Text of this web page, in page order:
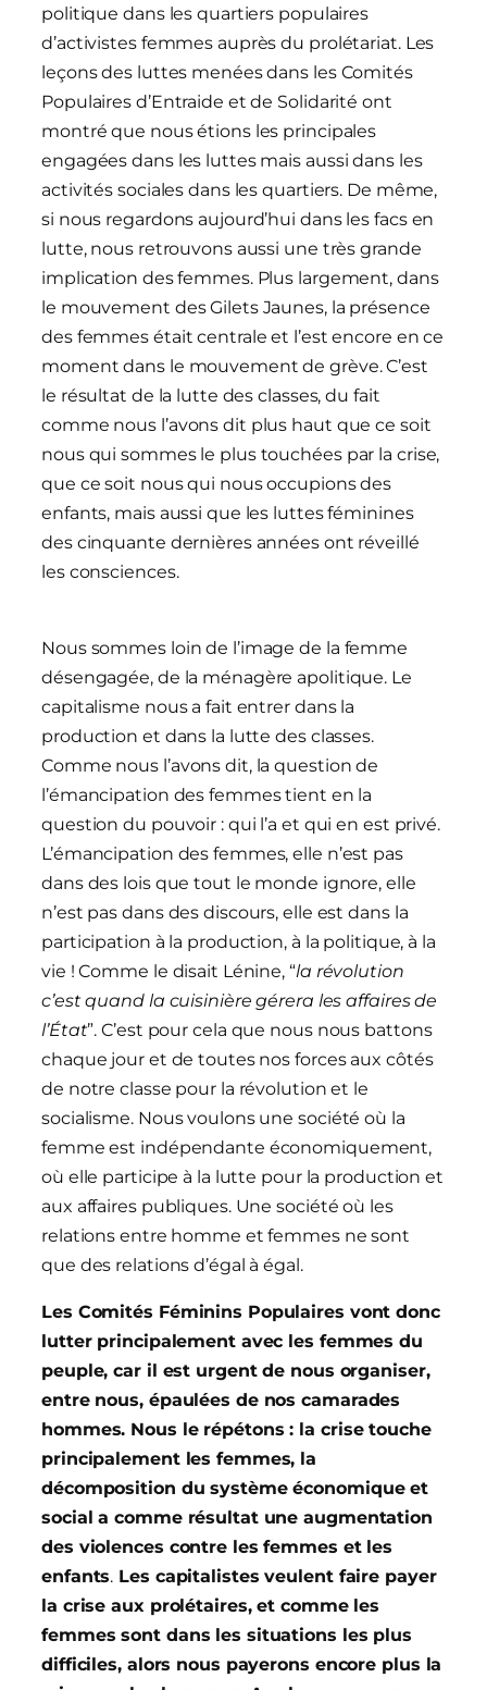
politique dans les quartiers populaires
d’activistes femmes auprès du prolétariat. Les
leçons des luttes menées dans les Comités
Populaires d’Entraide et de Solidarité ont
montré que nous étions les principales
engagées dans les luttes mais aussi dans les
activités sociales dans les quartiers. De même,
si nous regardons aujourd’hui dans les facs en
lutte, nous retrouvons aussi une très grande
implication des femmes. Plus largement, dans
le mouvement des Gilets Jaunes, la présence
des femmes était centrale et l’est encore en ce
moment dans le mouvement de grève. C’est
le résultat de la lutte des classes, du fait
comme nous l’avons dit plus haut que ce soit
nous qui sommes le plus touchées par la crise,
que ce soit nous qui nous occupions des
enfants, mais aussi que les luttes féminines
des cinquante dernières années ont réveillé
les consciences.
Nous sommes loin de l’image de la femme
désengagée, de la ménagère apolitique. Le
capitalisme nous a fait entrer dans la
production et dans la lutte des classes.
Comme nous l’avons dit, la question de
l’émancipation des femmes tient en la
question du pouvoir : qui l’a et qui en est privé.
L’émancipation des femmes, elle n’est pas
dans des lois que tout le monde ignore, elle
n’est pas dans des discours, elle est dans la
participation à la production, à la politique, à la
vie ! Comme le disait Lénine, “la révolution
c’est quand la cuisinière gérera les affaires de
l’État”. C’est pour cela que nous nous battons
chaque jour et de toutes nos forces aux côtés
de notre classe pour la révolution et le
socialisme. Nous voulons une société où la
femme est indépendante économiquement,
où elle participe à la lutte pour la production et
aux affaires publiques. Une société où les
relations entre homme et femmes ne sont
que des relations d’égal à égal.
Les Comités Féminins Populaires vont donc
lutter principalement avec les femmes du
peuple, car il est urgent de nous organiser,
entre nous, épaulées de nos camarades
hommes. Nous le répétons : la crise touche
principalement les femmes, la
décomposition du système économique et
social a comme résultat une augmentation
des violences contre les femmes et les
enfants. Les capitalistes veulent faire payer
la crise aux prolétaires, et comme les
femmes sont dans les situations les plus
difficiles, alors nous payerons encore plus la